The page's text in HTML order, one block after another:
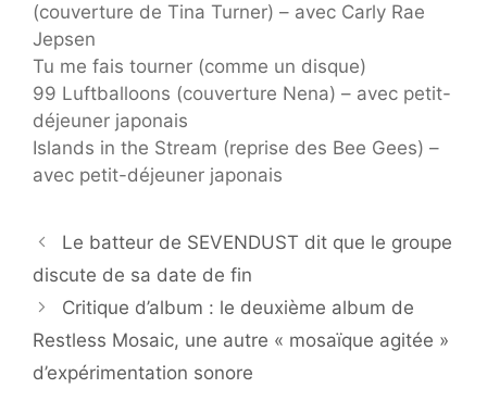
(couverture de Tina Turner) – avec Carly Rae
Jepsen
Tu me fais tourner (comme un disque)
99 Luftballoons (couverture Nena) – avec petit-
déjeuner japonais
Islands in the Stream (reprise des Bee Gees) –
avec petit-déjeuner japonais
Le batteur de SEVENDUST dit que le groupe
discute de sa date de fin
Critique d’album : le deuxième album de
Restless Mosaic, une autre « mosaïque agitée »
d’expérimentation sonore